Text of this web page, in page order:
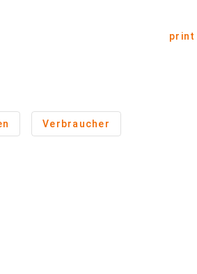
print
Verbraucher